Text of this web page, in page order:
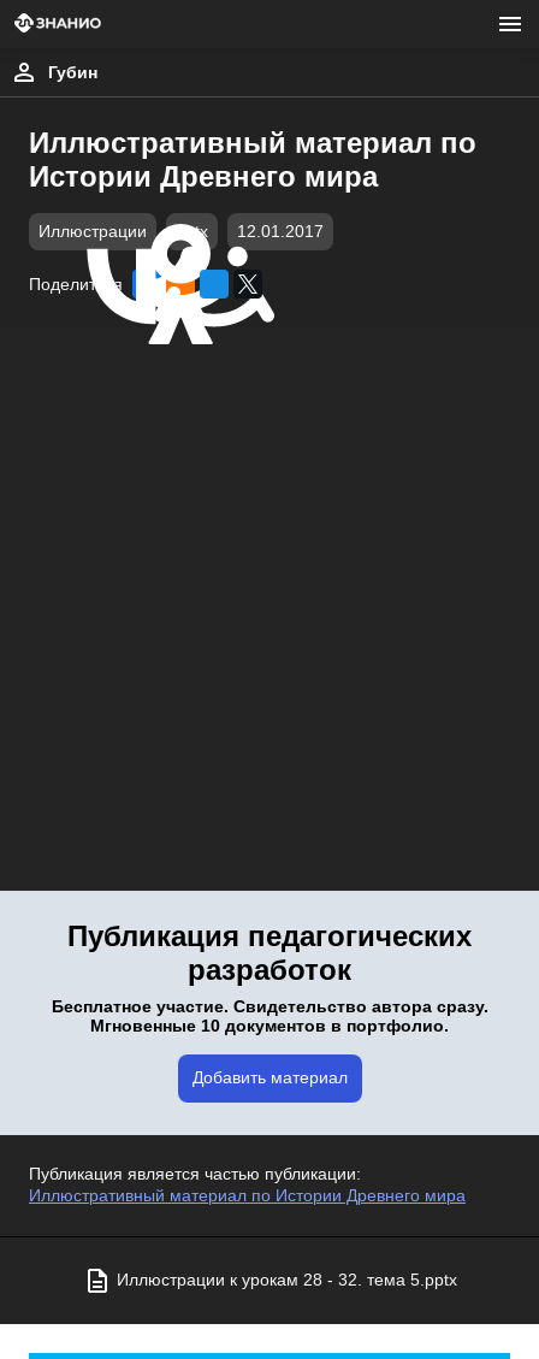
Губин
Иллюстративный материал по
Истории Древнего мира
Иллюстрации pptx 12.01.2017
Поделиться
Публикация педагогических
разработок
Бесплатное участие. Свидетельство автора сразу.
Мгновенные 10 документов в портфолио.
Добавить материал
Публикация является частью публикации:
Иллюстративный материал по Истории Древнего мира
Иллюстрации к урокам 28 - 32. тема 5.pptx